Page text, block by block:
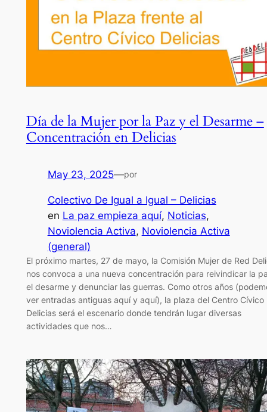
Día de la Mujer por la Paz y el Desarme –
Concentración en Delicias
May 23, 2025—por
Colectivo De Igual a Igual – Delicias
en La paz empieza aquí, Noticias
Noviolencia Activa, Noviolencia Activa
(general)
El próximo martes, 27 de mayo, la Comisión Mujer de Red
nos convoca a una nueva concentración para reivindicar la
el desarme y denunciar las guerras. Como otros años
ver entradas antiguas aquí y aquí), la plaza del Centro Cívico
Delicias será el escenario donde tendrán lugar diversas
actividades que nos…